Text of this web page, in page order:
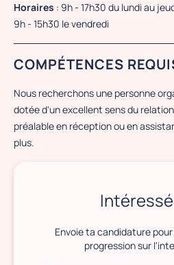
Horaires : 9h - 17h30 du lundi au
9h - 15h30 le vendredi
COMPÉTENCES
Nous recherchons une personne
dotée d'un excellent sens du
préalable en réception ou en
plus.
Envoie ta candidature
progression sur